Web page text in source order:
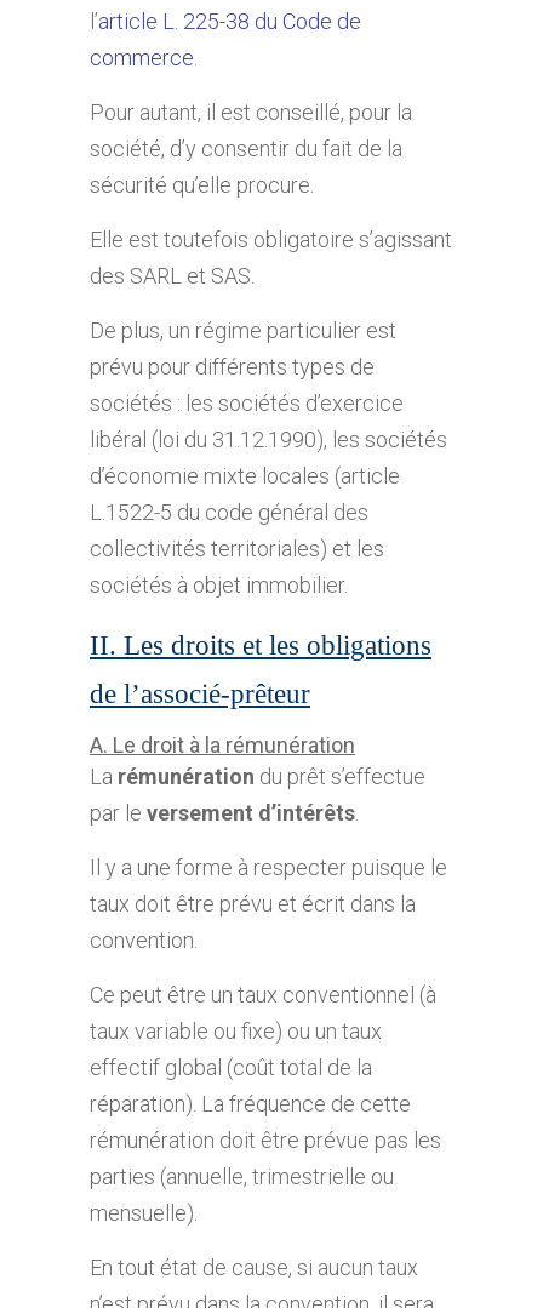
l’article L. 225-38 du Code de
commerce
Pour autant, il est conseillé, pour la
société, d’y consentir du fait de la
sécurité qu’elle procure.
Elle est toutefois obligatoire s’agissant
des SARL et SAS.
De plus, un régime particulier est
prévu pour différents types de
sociétés : les sociétés d’exercice
libéral (loi du 31.12.1990), les sociétés
d’économie mixte locales (article
L.1522-5 du code général des
collectivités territoriales) et les
sociétés à objet immobilier.
II. Les droits et les obligations
de l’associé-prêteur
A. Le droit à la rémunération
La rémunération du prêt s’effectue
par le versement d’intérêts
Il y a une forme à respecter puisque le
taux doit être prévu et écrit dans la
convention.
Ce peut être un taux conventionnel (à
taux variable ou fixe) ou un taux
effectif global (coût total de la
réparation). La fréquence de cette
rémunération doit être prévue pas les
parties (annuelle, trimestrielle ou
mensuelle).
En tout état de cause, si aucun taux